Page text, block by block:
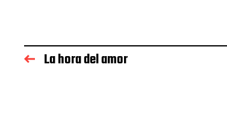
La hora del amor